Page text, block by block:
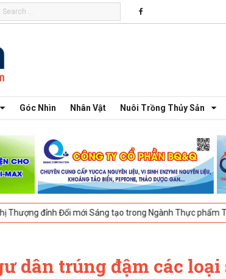
Góc Nhìn Nhân Vật Nuôi Trồng Thủy Sản
Đổi mới Sáng tạo trong Ngành Thực phẩm Thủy sản
dân trúng đậm các loại